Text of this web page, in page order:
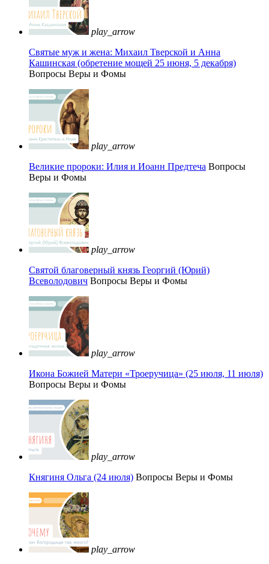
play_arrow
Святые муж и жена: Михаил Тверской и Анна
Кашинская (обретение мощей 25 июня, 5 декабря)
Вопросы Веры и Фомы
play_arrow
Великие пророки: Илия и Иоанн Предтеча Вопросы
Веры и Фомы
play_arrow
Святой благоверный князь Георгий (Юрий)
Всеволодович Вопросы Веры и Фомы
play_arrow
Икона Божией Матери «Троеручица» (25 июля, 11 июля)
Вопросы Веры и Фомы
play_arrow
Княгиня Ольга (24 июля) Вопросы Веры и Фомы
play_arrow